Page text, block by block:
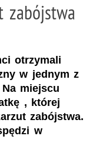
zabójstwa
otrzymali
w jednym z
miejscu
, której
zabójstwa.
w